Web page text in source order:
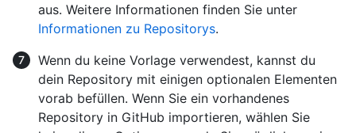
aus. Weitere Informationen finden Sie unter
Informationen zu Repositorys.
Wenn du keine Vorlage verwendest, kannst du
dein Repository mit einigen optionalen Elementen
vorab befüllen. Wenn Sie ein vorhandenes
Repository in GitHub importieren, wählen Sie